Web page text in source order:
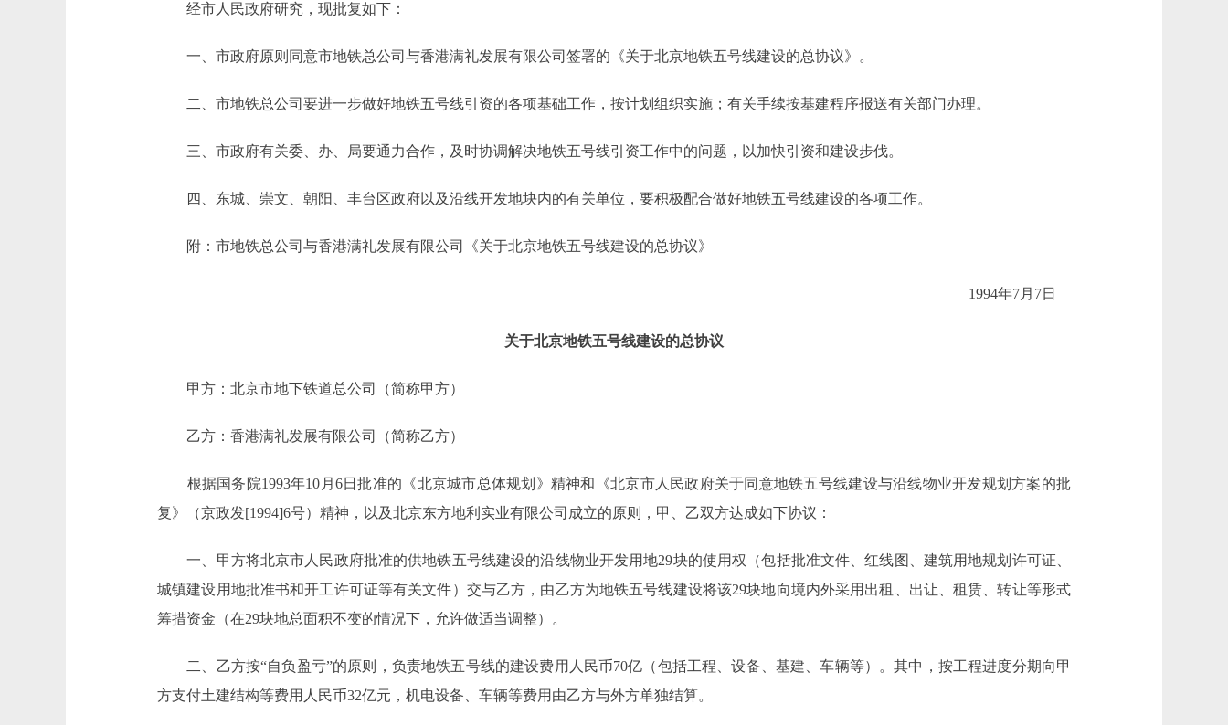
经市人民政府研究，现批复如下：
一、市政府原则同意市地铁总公司与香港满礼发展有限公司签署的《关于北京地铁五号线建设的总协议》。
二、市地铁总公司要进一步做好地铁五号线引资的各项基础工作，按计划组织实施；有关手续按基建程序报送有关部门办理。
三、市政府有关委、办、局要通力合作，及时协调解决地铁五号线引资工作中的问题，以加快引资和建设步伐。
四、东城、崇文、朝阳、丰台区政府以及沿线开发地块内的有关单位，要积极配合做好地铁五号线建设的各项工作。
附：市地铁总公司与香港满礼发展有限公司《关于北京地铁五号线建设的总协议》
1994年7月7日
关于北京地铁五号线建设的总协议
甲方：北京市地下铁道总公司（简称甲方）
乙方：香港满礼发展有限公司（简称乙方）
根据国务院1993年10月6日批准的《北京城市总体规划》精神和《北京市人民政府关于同意地铁五号线建设与沿线物业开发规划方案的批
复》（京政发[1994]6号）精神，以及北京东方地利实业有限公司成立的原则，甲、乙双方达成如下协议：
一、甲方将北京市人民政府批准的供地铁五号线建设的沿线物业开发用地29块的使用权（包括批准文件、红线图、建筑用地规划许可证、
城镇建设用地批准书和开工许可证等有关文件）交与乙方，由乙方为地铁五号线建设将该29块地向境内外采用出租、出让、租赁、转让等形式
筹措资金（在29块地总面积不变的情况下，允许做适当调整）。
二、乙方按“自负盈亏”的原则，负责地铁五号线的建设费用人民币70亿（包括工程、设备、基建、车辆等）。其中，按工程进度分期向甲
方支付土建结构等费用人民币32亿元，机电设备、车辆等费用由乙方与外方单独结算。